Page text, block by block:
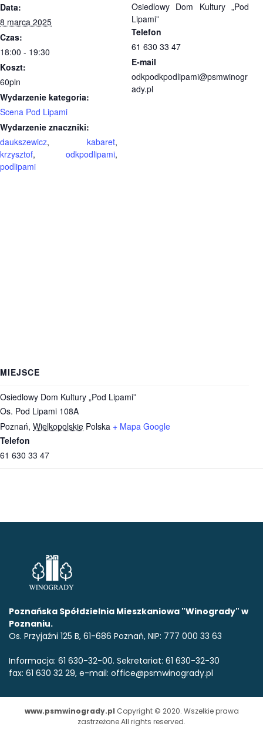
Data:
8 marca 2025
Czas:
18:00 - 19:30
Koszt:
60pln
Wydarzenie kategoria:
Scena Pod Lipami
Wydarzenie znaczniki:
daukszewicz, kabaret,
krzysztof, odkpodlipami,
podlipami
Osiedlowy Dom Kultury „Pod
Lipami”
Telefon
61 630 33 47
E-mail
odkpodkpodlipami@psmwinogr
ady.pl
MIEJSCE
Osiedlowy Dom Kultury „Pod Lipami”
Os. Pod Lipami 108A
Poznań, Wielkopolskie Polska + Mapa Google
Telefon
61 630 33 47
Poznańska Spółdzielnia Mieszkaniowa "Winogrady" w
Poznaniu.
Os. Przyjaźni 125 B, 61-686 Poznań, NIP: 777 000 33 63
Informacja: 61 630-32-00. Sekretariat: 61 630-32-30
fax: 61 630 32 29, e-mail: office@psmwinogrady.pl
www.psmwinogrady.pl Copyright © 2020. Wszelkie prawa
zastrzeżone.All rights reserved.